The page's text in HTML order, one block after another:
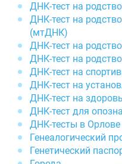
ДНК-тест на
ДНК-тест на
(мтДНК)
ДНК-тест на
ДНК-тест на
ДНК-тест на
ДНК-тест на
ДНК-тест на
ДНК-тест для
ДНК-тесты в Орлове
Генеалогический
Генетический